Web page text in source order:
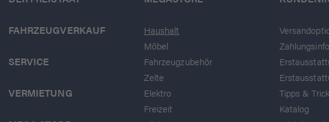
FAHRZEUGVERKAUF
SERVICE
VERMIETUNG
Haushalt
Möbel
Fahrzeugzubehör
Zelte
Elektro
Freizeit
Tipps &
Katalog